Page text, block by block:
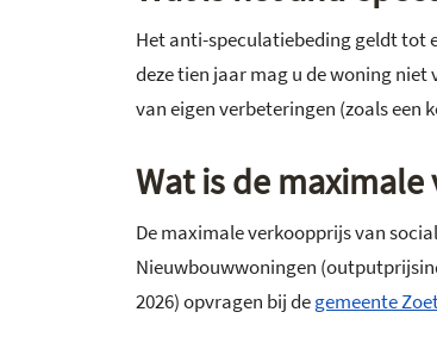
Het anti-speculatiebeding geldt tot
deze tien jaar mag u de woning
van eigen verbeteringen (zoals een
Wat is de
De maximale verkoopprijs van
Nieuwbouwwoningen
2026) opvragen bij degemeente